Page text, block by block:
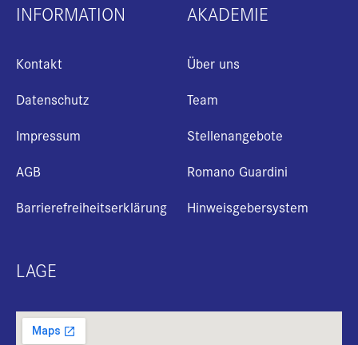
INFORMATION
Kontakt
Datenschutz
Impressum
AGB
Barrierefreiheitserklärung
AKADEMIE
Über uns
Team
Stellenangebote
Romano Guardini
Hinweisgebersystem
LAGE